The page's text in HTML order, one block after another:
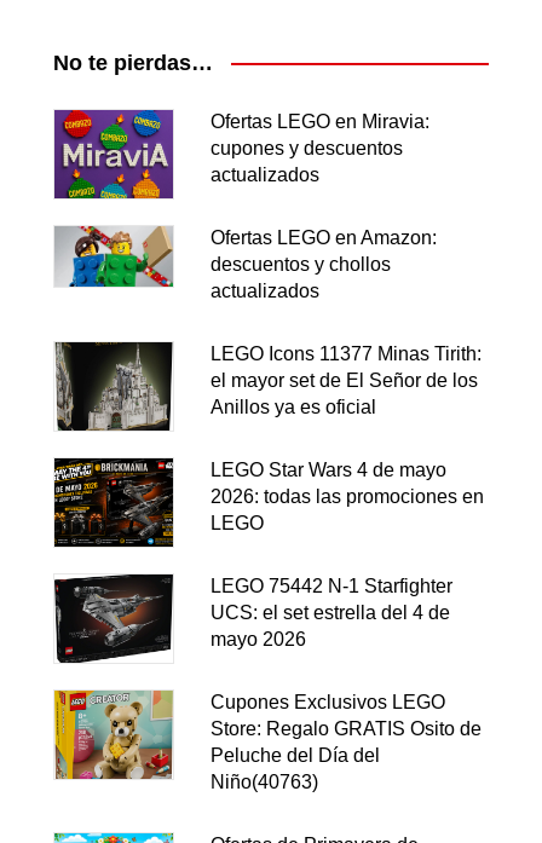
No te pierdas…
Ofertas LEGO en Miravia:
cupones y descuentos
actualizados
Ofertas LEGO en Amazon:
descuentos y chollos
actualizados
LEGO Icons 11377 Minas Tirith:
el mayor set de El Señor de los
Anillos ya es oficial
LEGO Star Wars 4 de mayo
2026: todas las promociones en
LEGO
LEGO 75442 N-1 Starfighter
UCS: el set estrella del 4 de
mayo 2026
Cupones Exclusivos LEGO
Store: Regalo GRATIS Osito de
Peluche del Día del
Niño(40763)